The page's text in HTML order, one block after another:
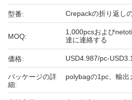
型番: Crepackの折り返し
MOQ:
1,000pcsおよび
達に連絡する
価格: USD4.987/pc-
パッケージの詳
細:
polybagの1pc、輸